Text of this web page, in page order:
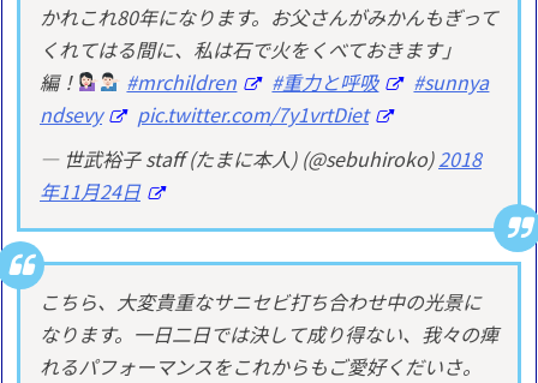
かれこれ80年になります。お父さんがみかんもぎって
くれてはる間に、私は石で火をくべておきます」
編！
#mrchildren #重力と呼吸
#sunnya
ndsevy
pic.twitter.com/7y1vrtDiet
— 世武裕子 staff (たまに本人) (@sebuhiroko)2018
年11月24日
こちら、大変貴重なサニセビ打ち合わせ中の光景に
なります。一日二日では決して成り得ない、我々の痺
れるパフォーマンスをこれからもご愛好くだいさ。